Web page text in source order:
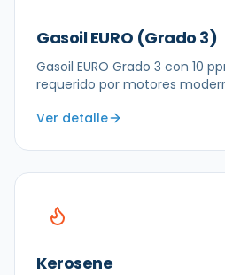
Gasoil EURO (Grado 3)
Gasoil EURO Grado 3 con 10
requerido por motores
Ver detalle
Kerosene